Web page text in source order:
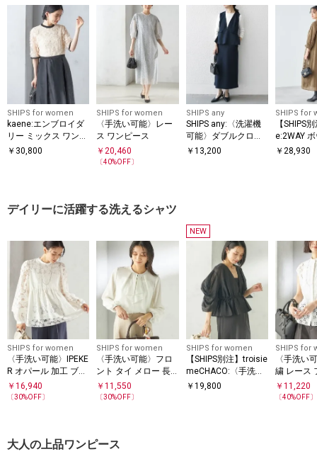
SHIPS for women
kaene:エンブロイダ
リー ミックス ワンピ
ース〈セレモニー対
￥ 30,800
SHIPS for women
〈手洗い可能〉レー
ス ワンピース
￥ 20,460
〔40%OFF〕
SHIPS any
SHIPS any:〈洗濯機
可能〉ダブルクロス
Vネック ペプラム ワ
￥ 13,200
SHIPS for
【SHIPS
e:2WAY
ング ワン
￥ 28,930
デイリーに活躍する洗えるシャツ
SHIPS for women
〈手洗い可能〉IPEKE
R オパール 加工 ブラ
ウス（セレモニー対
応可）
￥ 16,940
〔30%OFF〕
SHIPS for women
〈手洗い可能〉フロ
ント タイ メロー 長
袖 ブラウス
￥11,550
〔30%OFF〕
NEW
SHIPS for women
【SHIPS別注】troisie
meCHACO:〈手洗い
可能〉シアー ボレロ
￥ 19,800
SHIPS for
〈手洗い
繍 レース
リーブ ブ
￥11,220
〔40%OFF〕
大人の上品ワンピース